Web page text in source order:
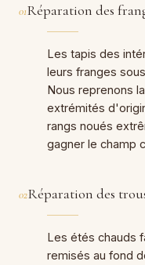
01Réparation des
Les tapis des
leurs franges
Nous reprenons la
extrémités
rangs noués
gagner le champ
02Réparation des
Les étés chauds
remisés au fond